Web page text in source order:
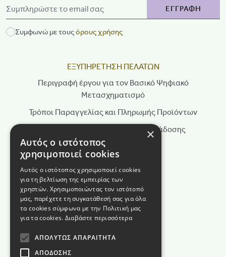
ΕΞΥΠΗΡΕΤΗΣΗ ΠΕΛΑΤΩΝ
Περιγραφή έργου για τον Βασικό Ψηφιακό
Μετασχηματισμό
Τρόποι Παραγγελίας και Πληρωμής Προϊόντων
Τρόποι Αποστολής & Χρόνοι Παράδοσης
Πολιτική Επιστροφών
Όροι Χρήσης
Πολιτική Απορρήτου
Πολιτική Cookies
ΕΓΓΡΑΦΗ
Συμφωνώ με τουςόρους χρήσης
×
Αυτός ο ιστότοπος
χρησιμοποιεί cookies
Αυτός ο ιστότοπος χρησιμοποιεί cookies
για τη βελτίωση της εμπειρίας των
χρηστών. Χρησιμοποιώντας τον ιστότοπό
μας, παρέχετε τη συγκατάθεσή σας για όλα
τα cookies σύμφωνα με την Πολιτική μας
για τα cookies. Διαβάστε περισσότερα
ΑΠΟΛΎΤΩΣ ΑΠΑΡΑΊΤΗΤΑ
ΑΠΌΔΟΣΗΣ